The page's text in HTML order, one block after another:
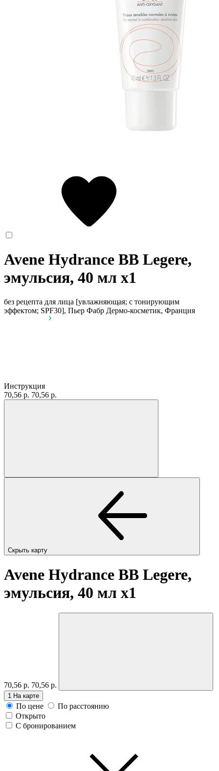
Avene Hydrance BB Legere,
эмульсия, 40 мл x1
без рецепта для лица [увлажняющая; с тонирующим
эффектом; SPF30], Пьер Фабр Дермо-косметик, Франция
Инструкция
70,56 р. 70,56 р.
Скрыть карту
Avene Hydrance BB Legere,
эмульсия, 40 мл x1
70,56 р. 70,56 р.
1 На карте
По цене
По расстоянию
Открыто
С бронированием